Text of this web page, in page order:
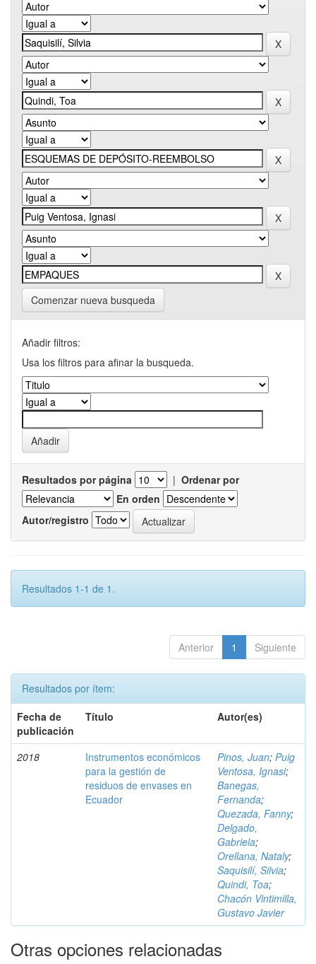
Comenzar nueva busqueda
Añadir filtros:
Usa los filtros para afinar la busqueda.
Resultados por página | Ordenar por
En orden
Autor/registro
Resultados 1-1 de 1.
Anterior 1 Siguiente
Resultados por ítem:
Fecha de
publicación
Título Autor(es)
2018
Instrumentos económicos
para la gestión de
residuos de envases en
Ecuador
Pinos, Juan; Puig
Ventosa, Ignasi;
Banegas,
Fernanda;
Quezada, Fanny;
Delgado,
Gabriela;
Orellana, Nataly;
Saquisilí, Silvia;
Quindi, Toa;
Chacón Vintimilla,
Gustavo Javier
Otras opciones relacionadas